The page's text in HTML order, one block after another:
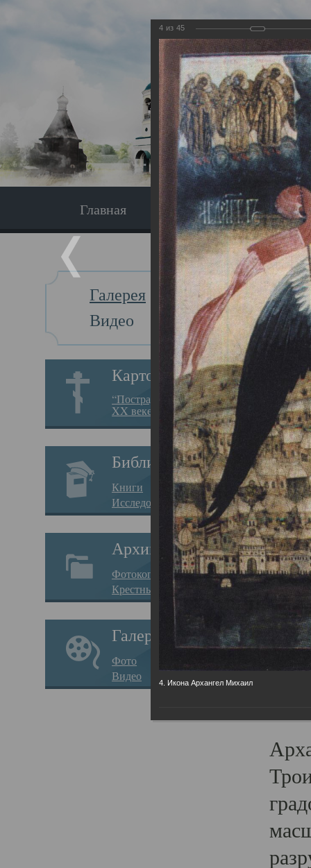
Главная Экскурсия
Галерея
Видео
Картотека
“Пострадавшие за веру в
XX веке на Севере”
Библиотека
Книги
Исследования
Архив
Фотокопии дел
Крестные ходы
Галерея
Фото
Видео
Главная
4 из 45
4. Икона Архангел Михаил